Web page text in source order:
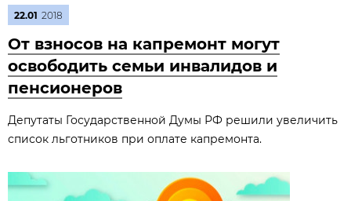
22.01 2018
От взносов на капремонт могут
освободить семьи инвалидов и
пенсионеров
Депутаты Государственной Думы РФ решили увеличить
список льготников при оплате капремонта.